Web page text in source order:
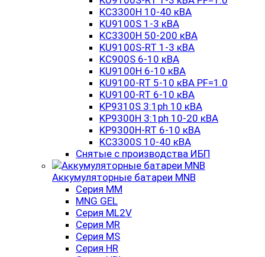
KC3300H 10-40 кВА
KU9100S 1-3 кВА
KC3300H 50-200 кВА
KU9100S-RT 1-3 кВА
KC900S 6-10 кВА
KU9100H 6-10 кВА
KU9100-RT 5-10 кВА PF=1.0
KU9100-RT 6-10 кВА
KP9310S 3:1ph 10 кВА
KP9300H 3:1ph 10-20 кВА
KP9300H-RT 6-10 кВА
KC3300S 10-40 кВА
Снятые с производства ИБП
Аккумуляторные батареи MNB
Серия MM
MNG GEL
Серия ML2V
Серия MR
Серия MS
Серия HR